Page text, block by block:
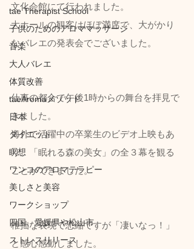
tae Therapist School
子供のためのアロママッサージ
音楽
大人バレエ
体質改善
taeAromaメソッド
日本
ダイエット
瞑想
ワンコのアロマテラピー
美しさと美容
ワークショップ
四国、愛媛県や松山市
ストレスリリース
文化会館にて行われました。
大ホールの観客はほぼ満席で、大がかり
なバレエの発表会でございました。
仕事の都合で午後1時からの舞台を拝見で
きました。
海外で活躍中の卒業生のビデオ上映もあ
り、「眠れる森の美女」の全３幕を観る
ことができました。
稚拙な表現で恐縮ですが「凄いなっ！」
と感心感動しました。